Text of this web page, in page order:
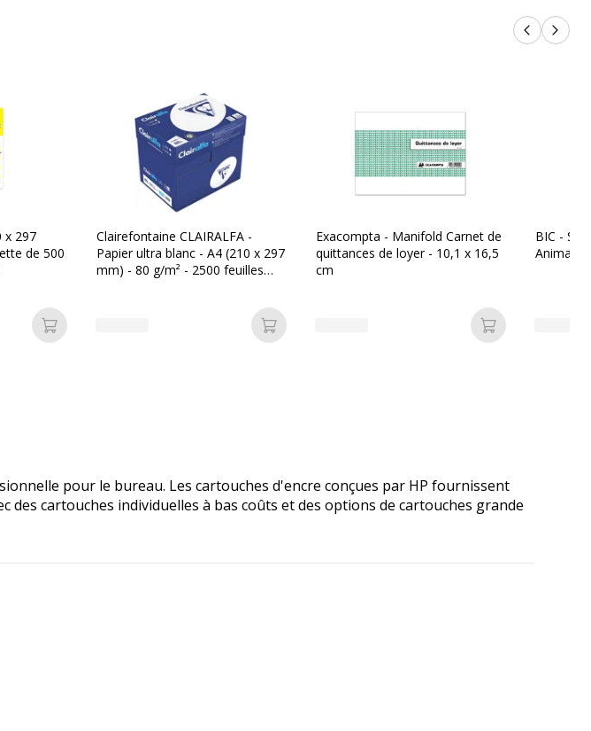
Produits
x 297
de 500
Ajouter au panier
Clairefontaine CLAIRALFA -
Papier ultra blanc - A4 (210 x 297
mm) - 80 g/m² - 2500 feuilles
Ajouter au panier
Exacompta - Manifold Carnet de
quittances de loyer - 10,1 x 16,5
cm
Ajouter au
BIC -
Animals
pour le bureau. Les cartouches d'encre conçues par HP fournissent
cartouches individuelles à bas coûts et des options de cartouches grande